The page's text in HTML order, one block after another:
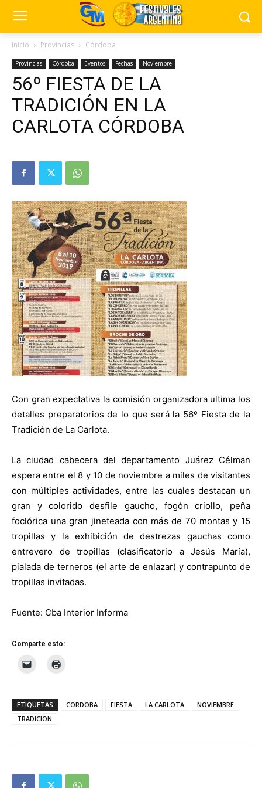
Inicio Provincias Córdoba
Provincias Córdoba Eventos Fechas Noviembre
56º FIESTA DE LA
TRADICIÓN EN LA
CARLOTA CÓRDOBA
Con gran expectativa la comisión organizadora ultima los
detalles preparatorios de lo que será la 56º Fiesta de la
Tradición de La Carlota.
La ciudad cabecera del departamento Juárez Célman
espera entre el 8 y 10 de noviembre a miles de visitantes
con múltiples actividades, entre las cuales destacan un
gran y colorido desfile gaucho, fogón criollo, peña
foclórica una gran jineteada con más de 70 montas y 15
tropillas y la exhibición de destrezas gauchas como
entrevero de tropillas (clasificatorio a Jesús María),
pialada de terneros (el arte de enlazar) y contrapunto de
tropillas invitadas.
Fuente: Cba Interior Informa
Comparte esto:
ETIQUETAS CORDOBA FIESTA LA CARLOTA
NOVIEMBRE
TRADICION